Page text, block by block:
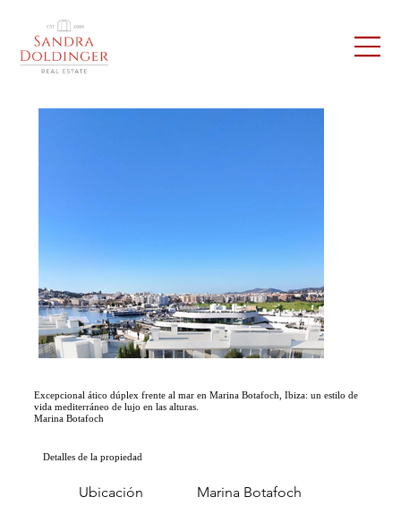
Excepcional ático dúplex frente al mar en Marina Botafoch, Ibiza: un estilo de
vida mediterráneo de lujo en las alturas.
Marina Botafoch
Detalles de la propiedad
Ubicación Marina Botafoch